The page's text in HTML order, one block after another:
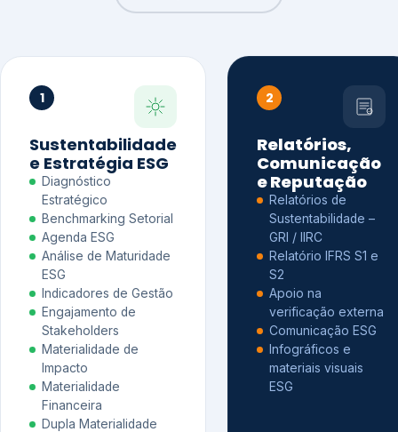
1
Sustentabilidade
e Estratégia ESG
Diagnóstico
Estratégico
Benchmarking Setorial
Agenda ESG
Análise de Maturidade
ESG
Indicadores de Gestão
Engajamento de
Stakeholders
Materialidade de
Impacto
Materialidade
Financeira
Dupla Materialidade
2
Relatórios,
Comunicação
e Reputação
Relatórios de
Sustentabilidade –
GRI / IIRC
Relatório IFRS S1 e
S2
Apoio na
verificação externa
Comunicação ESG
Infográficos e
materiais visuais
ESG